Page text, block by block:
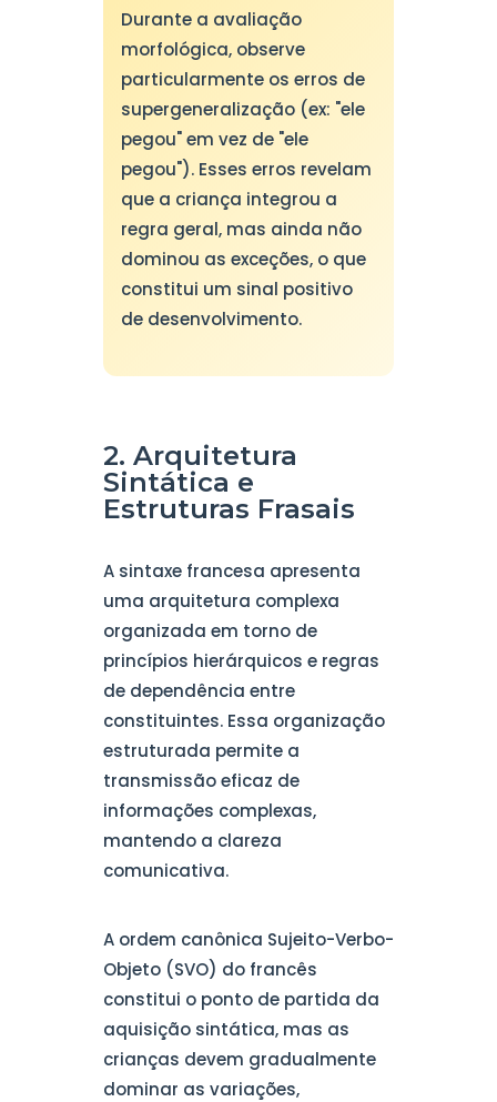
Durante a avaliação
morfológica, observe
particularmente os erros de
supergeneralização (ex: "ele
pegou" em vez de "ele
pegou"). Esses erros revelam
que a criança integrou a
regra geral, mas ainda não
dominou as exceções, o que
constitui um sinal positivo
de desenvolvimento.
2. Arquitetura
Sintática e
Estruturas Frasais
A sintaxe francesa apresenta
uma arquitetura complexa
organizada em torno de
princípios hierárquicos e regras
de dependência entre
constituintes. Essa organização
estruturada permite a
transmissão eficaz de
informações complexas,
mantendo a clareza
comunicativa.
A ordem canônica Sujeito-Verbo-
Objeto (SVO) do francês
constitui o ponto de partida da
aquisição sintática, mas as
crianças devem gradualmente
dominar as variações,